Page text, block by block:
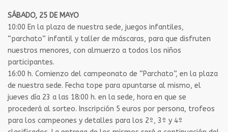
SÁBADO, 25 DE MAYO
10:00 En la plaza de nuestra sede, juegos infantiles,
“parchato” infantil y taller de máscaras, para que disfruten
nuestros menores, con almuerzo a todos los niños
participantes.
16:00 h. Comienzo del campeonato de “Parchato”, en la plaza
de nuestra sede. Fecha tope para apuntarse al mismo, el
jueves día 23 a las 18:00 h. en la sede, hora en que se
procederá al sorteo. Inscripción 5 euros por persona, trofeos
para los campeones y detalles para los 2º, 3º y 4º